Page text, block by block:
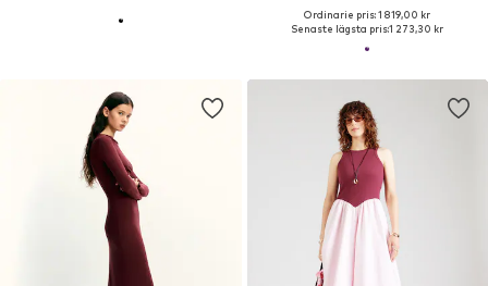
Ordinarie pris: 1 819,00 kr
Senaste lägsta pris:1 273,30 kr